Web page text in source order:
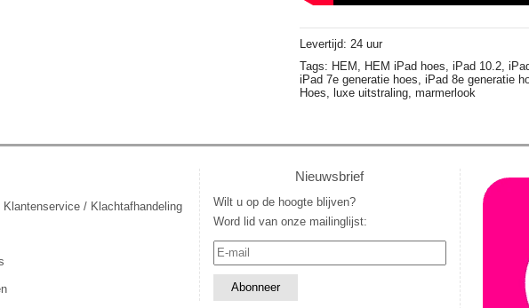
Levertijd: 24 uur
Tags: HEM, HEM iPad hoes, iPad 10.2,
iPad 7e generatie hoes, iPad 8e generatie
Hoes, luxe uitstraling, marmerlook
/ Klachtafhandeling
Nieuwsbrief
Wilt u op de hoogte blijven?
Word lid van onze mailinglijst: